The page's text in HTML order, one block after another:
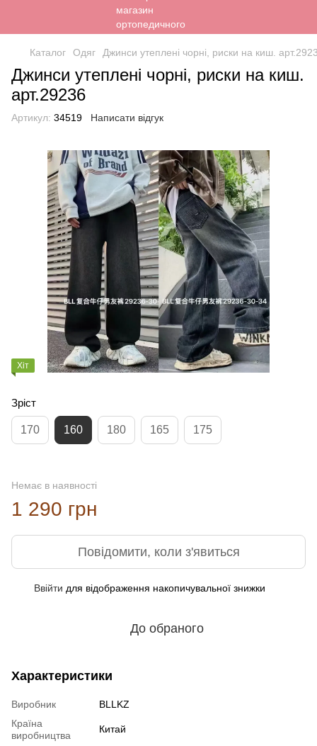
Каталог Одяг Джинси утеплені чорні, риски на киш.
Джинси утеплені чорні, риски на киш.
арт.29236
Артикул: 34519 Написати відгук
Хіт
Зріст
170 160 180 165 175
Немає в наявності
1 290 грн
Повідомити, коли з'явиться
Ввійти для відображення накопичувальної знижки
До обраного
Характеристики
Виробник
BLLKZ
Країна
виробництва
Китай